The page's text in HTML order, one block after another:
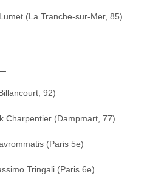
(La Tranche-sur-Mer, 85)
92)
Charpentier (Dampmart, 77)
(Paris 5e)
Tringali (Paris 6e)